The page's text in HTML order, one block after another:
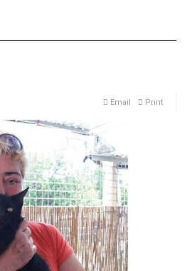
Print
Email